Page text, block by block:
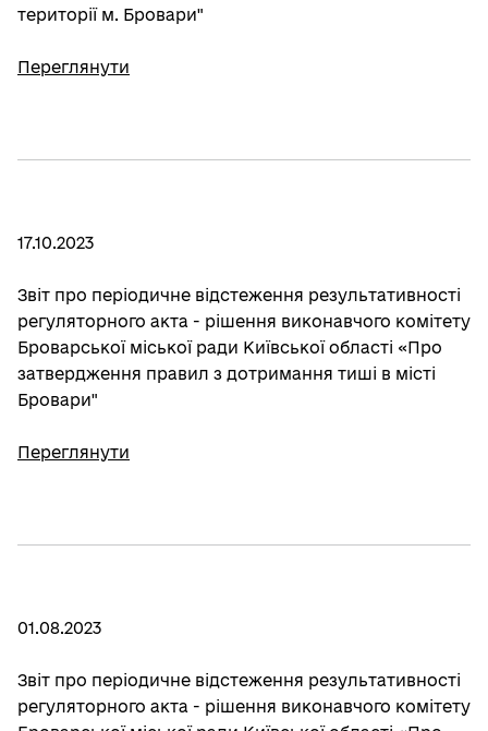
території м. Бровари"
Переглянути
17.10.2023
Звіт про періодичне відстеження результативності
регуляторного акта - рішення виконавчого комітету
Броварської міської ради Київської області «Про
затвердження правил з дотримання тиші в місті
Бровари"
Переглянути
01.08.2023
Звіт про періодичне відстеження результативності
регуляторного акта - рішення виконавчого комітету